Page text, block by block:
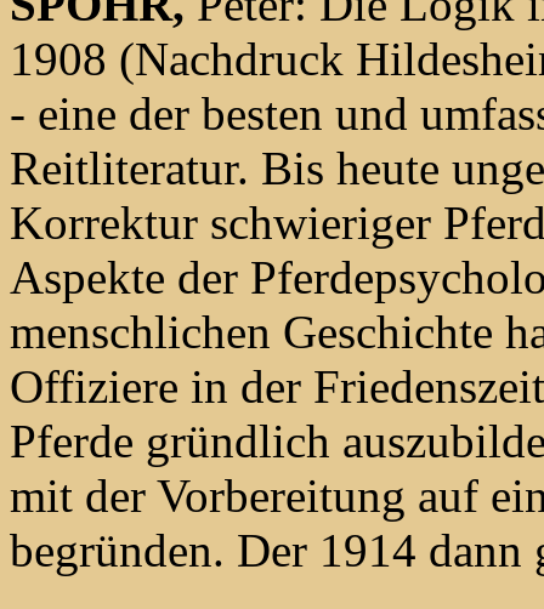
1908 (Nachdruck
- eine der besten und
Reitliteratur. Bis heute
Korrektur schwieriger
Aspekte der
menschlichen Geschichte
Offiziere in der
Pferde gründlich
mit der Vorbereitung auf
begründen. Der 1914 dann